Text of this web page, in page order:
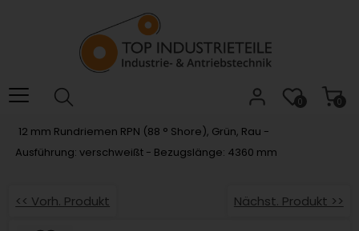
das
Barrierefreiheitsmenü
0
0
12 mm Rundriemen RPN (88 ° Shore), Grün, Rau -
Ausführung: verschweißt - Bezugslänge: 4360 mm
<< Vorh. Produkt Nächst. Produkt >>